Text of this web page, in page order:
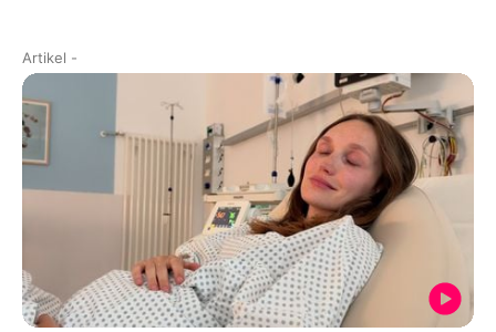
Artikel -